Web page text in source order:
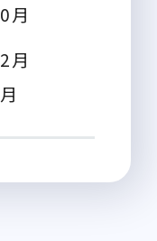
月
月